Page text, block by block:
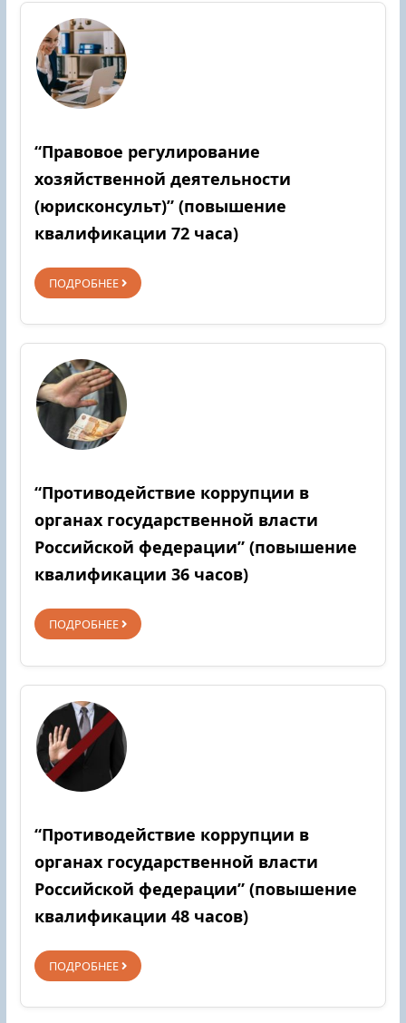
“Правовое регулирование
хозяйственной деятельности
(юрисконсульт)” (повышение
квалификации 72 часа)
ПОДРОБНЕЕ
“Противодействие коррупции в
органах государственной власти
Российской федерации” (повышение
квалификации 36 часов)
ПОДРОБНЕЕ
“Противодействие коррупции в
органах государственной власти
Российской федерации” (повышение
квалификации 48 часов)
ПОДРОБНЕЕ